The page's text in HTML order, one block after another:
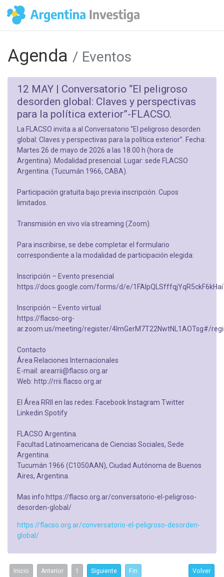
Agenda / Eventos
12 MAY | Conversatorio “El peligroso
desorden global: Claves y perspectivas
para la política exterior”-FLACSO.
La FLACSO invita a al Conversatorio “El peligroso desorden
global: Claves y perspectivas para la política exterior”. Fecha:
Martes 26 de mayo de 2026 a las 18.00 h (hora de
Argentina). Modalidad presencial. Lugar: sede FLACSO
Argentina. (Tucumán 1966, CABA).
Participación gratuita bajo previa inscripción. Cupos
limitados.
Transmisión en vivo vía streaming (Zoom).
Para inscribirse, se debe completar el formulario
correspondiente a la modalidad de participación elegida:
Inscripción – Evento presencial
https://docs.google.com/forms/d/e/
Inscripción – Evento virtual
https://flacso-org-
ar.zoom.us/meeting/register/4ImGerM7T22NwtNL1AOTsg#/
Contacto
Área Relaciones Internacionales
E-mail: arearrii@flacso.org.ar
Web: http://rrii.flacso.org.ar
El Área RRII en las redes: Facebook Instagram Twitter
Linkedin Spotify
FLACSO Argentina.
Facultad Latinoamericana de Ciencias Sociales, Sede
Argentina.
Tucumán 1966 (C1050AAN), Ciudad Autónoma de Buenos
Aires, Argentina.
Mas info:https://flacso.org.ar/conversatorio-el-peligroso-
desorden-global/
https://flacso.org.ar/conversatorio-el-peligroso-desorden-
global/
Inicio Anterior 1 Siguiente Fin Volver